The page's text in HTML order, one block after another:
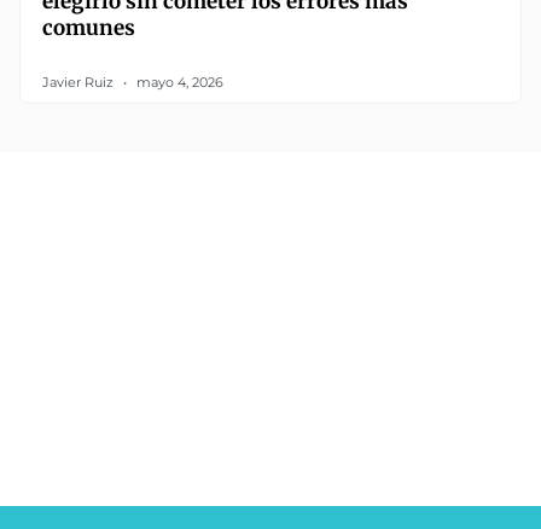
comunes
Javier Ruiz mayo 4, 2026